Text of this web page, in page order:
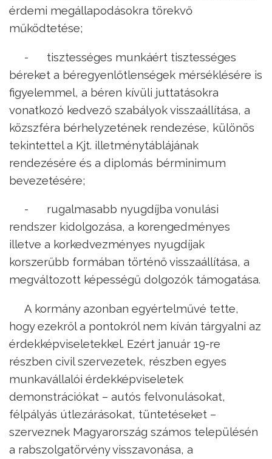
érdemi megállapodásokra törekvő
működtetése;
- tisztességes munkáért tisztességes
béreket a béregyenlőtlenségek mérséklésére is
figyelemmel, a béren kívüli juttatásokra
vonatkozó kedvező szabályok visszaállítása, a
közszféra bérhelyzetének rendezése, különös
tekintettel a Kjt. illetménytáblájának
rendezésére és a diplomás bérminimum
bevezetésére;
- rugalmasabb nyugdíjba vonulási
rendszer kidolgozása, a korengedményes
illetve a korkedvezményes nyugdíjak
korszerűbb formában történő visszaállítása, a
megváltozott képességű dolgozók támogatása.
A kormány azonban egyértelművé tette,
hogy ezekről a pontokról nem kíván tárgyalni az
érdekképviseletekkel. Ezért január 19-re
részben civil szervezetek, részben egyes
munkavállalói érdekképviseletek
demonstrációkat – autós felvonulásokat,
félpályás útlezárásokat, tüntetéseket –
szerveznek Magyarország számos településén
a rabszolgatörvény visszavonása, a